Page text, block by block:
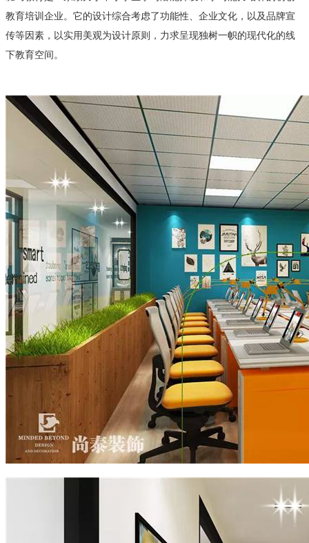
教育培训企业。它的设计综合考虑了功能性、企业文化，以及品牌宣
传等因素，以实用美观为设计原则，力求呈现独树一帜的现代化的线
下教育空间。